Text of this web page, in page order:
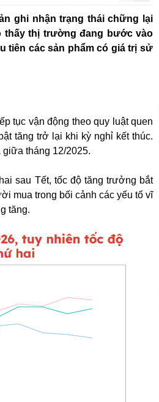
ghi nhận trạng thái chững lại
thấy thị trường đang bước vào
tiên các sản phẩm có giá trị sử
tục vận động theo quy luật quen
tăng trở lại khi kỳ nghỉ kết thúc.
tháng 12/2025.
sau Tết, tốc độ tăng trưởng bắt
mua trong bối cảnh các yếu tố vĩ
tăng.